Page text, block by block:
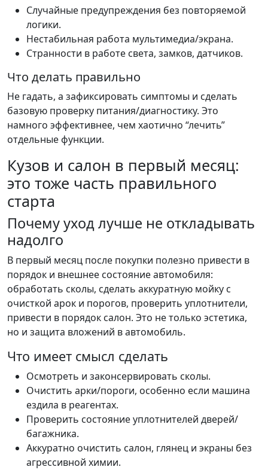
Случайные предупреждения без повторяемой
логики.
Нестабильная работа мультимедиа/экрана.
Странности в работе света, замков, датчиков.
Что делать правильно
Не гадать, а зафиксировать симптомы и сделать
базовую проверку питания/диагностику. Это
намного эффективнее, чем хаотично “лечить”
отдельные функции.
Кузов и салон в первый месяц:
это тоже часть правильного
старта
Почему уход лучше не откладывать
надолго
В первый месяц после покупки полезно привести в
порядок и внешнее состояние автомобиля:
обработать сколы, сделать аккуратную мойку с
очисткой арок и порогов, проверить уплотнители,
привести в порядок салон. Это не только эстетика,
но и защита вложений в автомобиль.
Что имеет смысл сделать
Осмотреть и законсервировать сколы.
Очистить арки/пороги, особенно если машина
ездила в реагентах.
Проверить состояние уплотнителей дверей/
багажника.
Аккуратно очистить салон, глянец и экраны без
агрессивной химии.